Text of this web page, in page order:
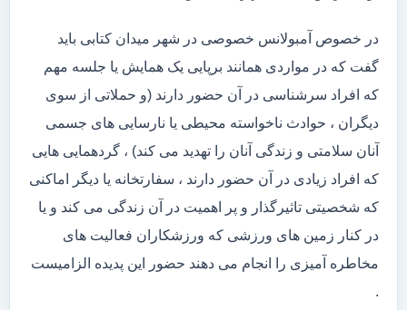
در خصوص آمبولانس خصوصی در شهر میدان کتابی باید
گفت که در مواردی همانند برپایی یک همایش یا جلسه مهم
که افراد سرشناسی در آن حضور دارند (و حملاتی از سوی
دیگران ، حوادث ناخواسته محیطی یا نارسایی های جسمی
آنان سلامتی و زندگی آنان را تهدید می کند) ، گردهمایی هایی
که افراد زیادی در آن حضور دارند ، سفارتخانه یا دیگر اماکنی
که شخصیتی تاثیرگذار و پر اهمیت در آن زندگی می کند و یا
در کنار زمین های ورزشی که ورزشکاران فعالیت های
مخاطره آمیزی را انجام می دهند حضور این پدیده الزامیست
.